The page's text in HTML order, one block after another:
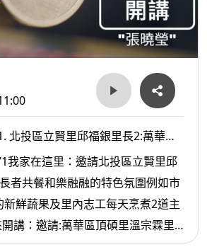
北投區立賢里邱福銀里長2:萬華區
我家在這里：邀請北投區立賢里邱
者共餐和樂融融的特色氛圍例如市
鮮蔬果及里內志工每天烹煮2道主
講：邀請:萬華區頂碩里溫宗霖里